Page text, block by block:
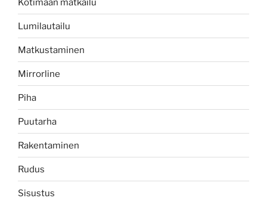
Lumilautailu
Matkustaminen
Mirrorline
Piha
Puutarha
Rakentaminen
Rudus
Sisustus